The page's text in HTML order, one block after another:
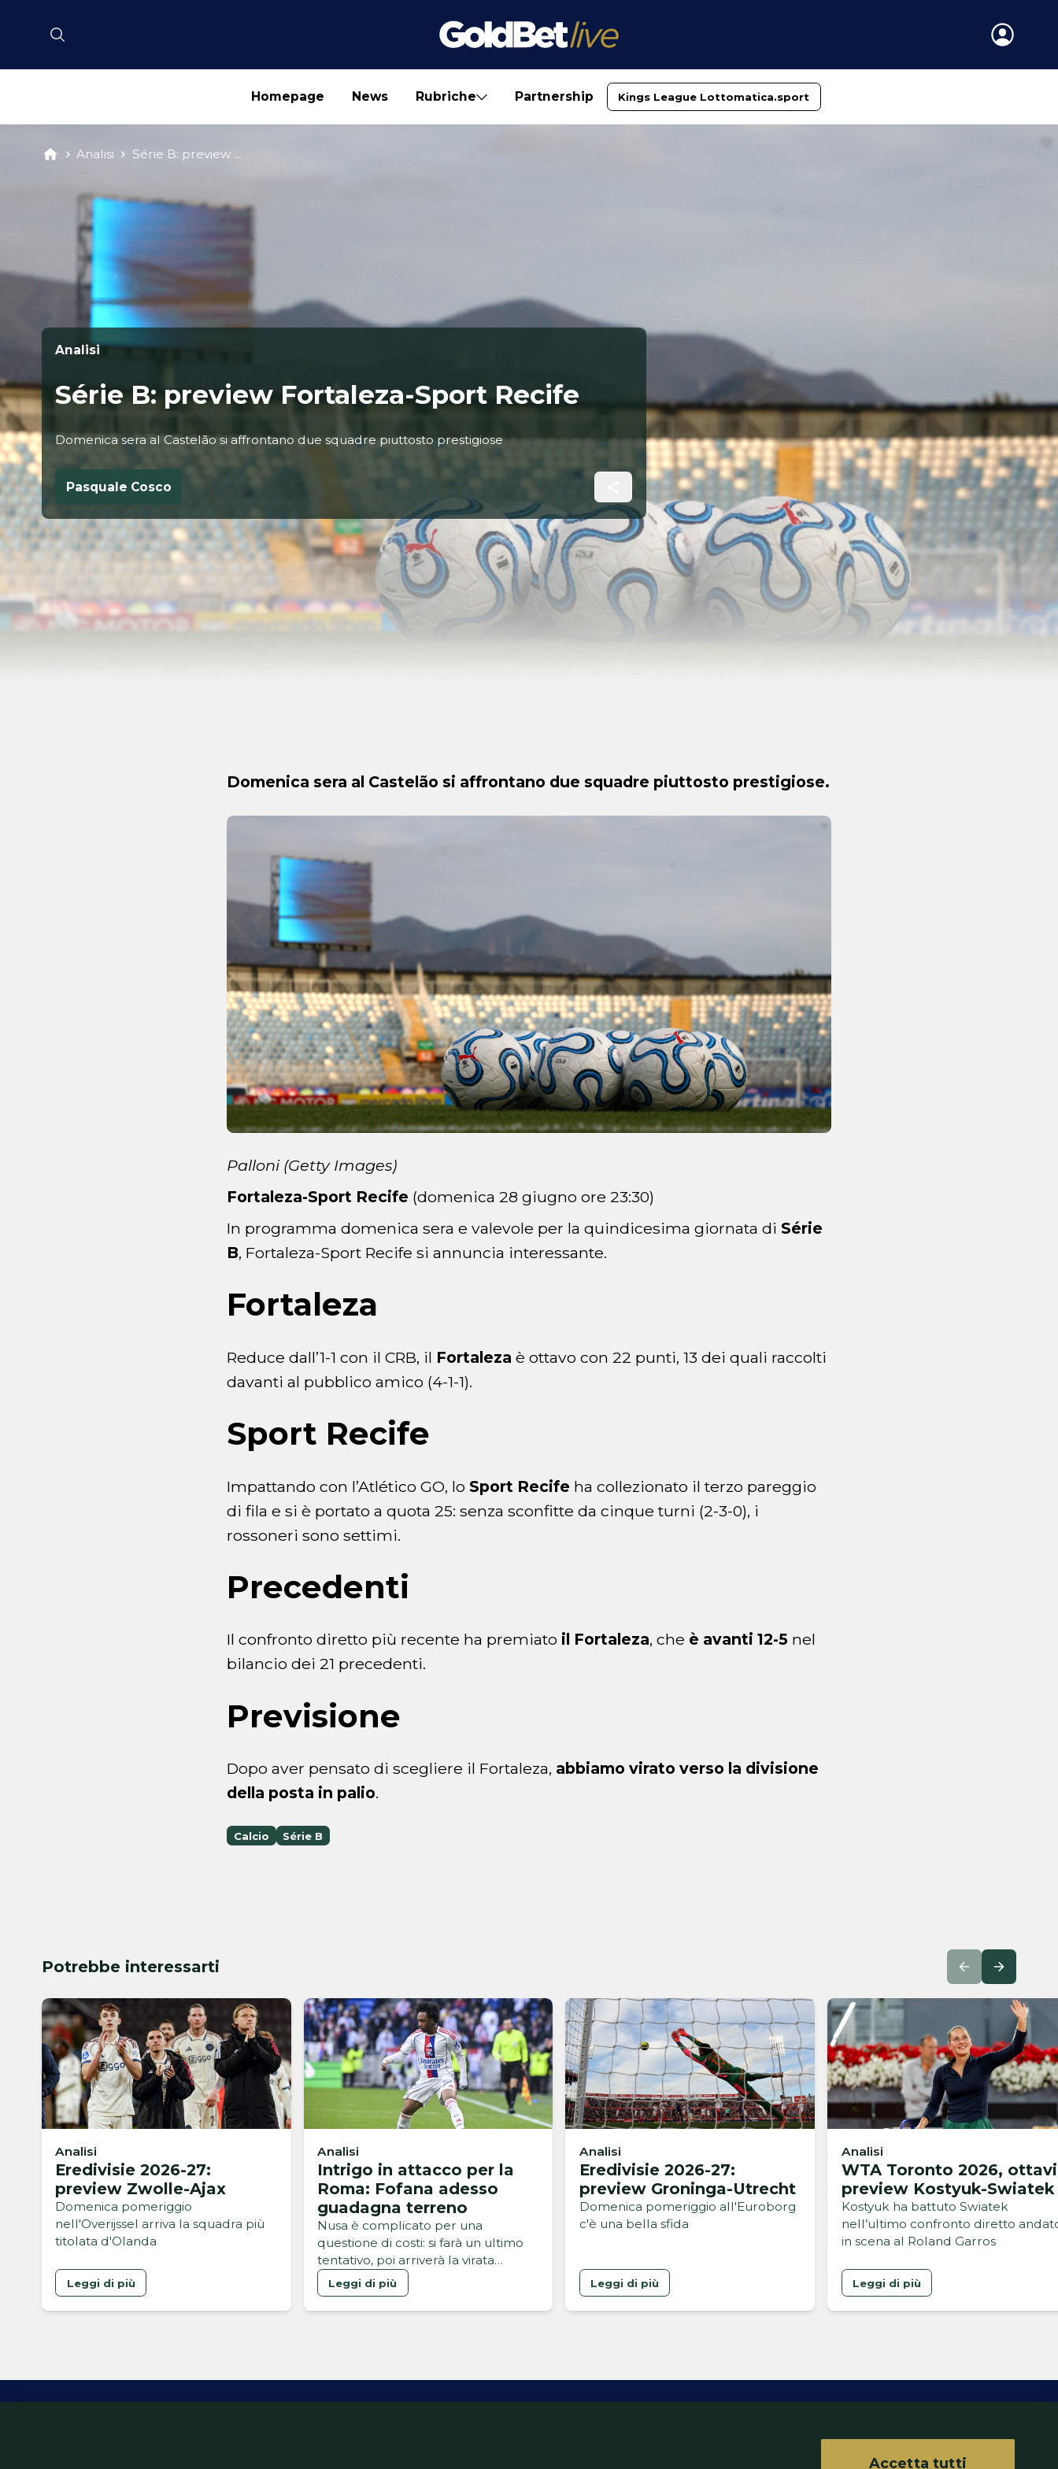
Homepage News Rubriche Partnership Kings League Lottomatica.sport
Analisi Série B: preview ...
Analisi
Série B: preview Fortaleza-Sport Recife
Domenica sera al Castelão si affrontano due squadre piuttosto prestigiose
Pasquale Cosco
Domenica sera al Castelão si affrontano due squadre piuttosto prestigiose.
Palloni (Getty Images)
Fortaleza-Sport Recife (domenica 28 giugno ore 23:30)
In programma domenica sera e valevole per la quindicesima giornata di Série
B, Fortaleza-Sport Recife si annuncia interessante.
Fortaleza
Reduce dall’1-1 con il CRB, il Fortaleza è ottavo con 22 punti, 13 dei quali raccolti
davanti al pubblico amico (4-1-1).
Sport Recife
Impattando con l’Atlético GO, lo Sport Recife ha collezionato il terzo pareggio
di fila e si è portato a quota 25: senza sconfitte da cinque turni (2-3-0), i
rossoneri sono settimi.
Precedenti
Il confronto diretto più recente ha premiato il Fortaleza, che è avanti 12-5 nel
bilancio dei 21 precedenti.
Previsione
Dopo aver pensato di scegliere il Fortaleza, abbiamo virato verso la divisione
della posta in palio.
Calcio Série B
Potrebbe interessarti
Analisi
Eredivisie 2026-27:
preview Zwolle-Ajax
Domenica pomeriggio
nell'Overijssel arriva la squadra più
titolata d'Olanda
Leggi di più
Analisi
Intrigo in attacco per la
Roma: Fofana adesso
guadagna terreno
Nusa è complicato per una
questione di costi: si farà un ultimo
tentativo, poi arriverà la virata
sull'ala del Lione
Leggi di più
Analisi
Eredivisie 2026-27:
preview Groninga-Utrecht
Domenica pomeriggio all'Euroborg
c'è una bella sfida
Leggi di più
Analisi
WTA Toronto 2026,
preview Kostyuk-Swiatek
Kostyuk ha battuto Swiatek
nell’ultimo confronto diretto
in scena al Roland Garros
Leggi di più
Accetta tutti